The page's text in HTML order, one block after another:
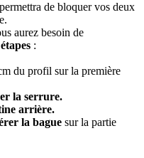
de bloquer vos deux
aurez besoin de
:
du profil sur la première
la serrure.
arrière.
la bague sur la partie